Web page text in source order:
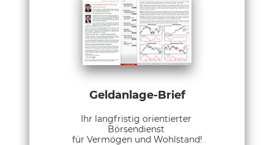
Geldanlage-Brief
Ihr langfristig orientierter
Börsendienst
für Vermögen und Wohlstand!